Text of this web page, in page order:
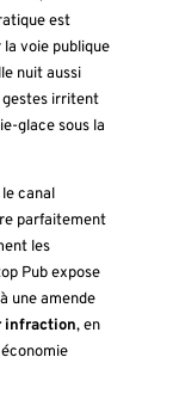
est
voie publique
nuit aussi
gestes irritent
glace sous la
canal
parfaitement
les
Pub expose
une amende
infraction, en